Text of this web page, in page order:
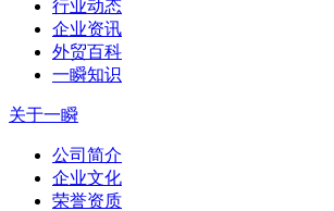
行业动态
企业资讯
外贸百科
一瞬知识
关于一瞬
公司简介
企业文化
荣誉资质